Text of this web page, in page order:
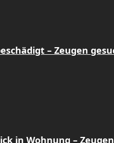
– Zeugen
in Wohnung –